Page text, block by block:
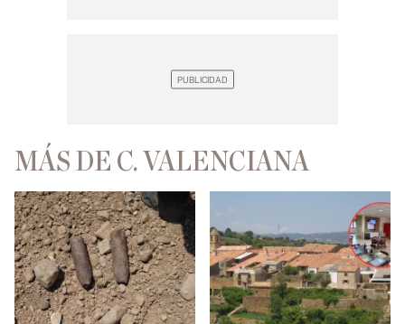
MÁS DE C. VALENCIANA